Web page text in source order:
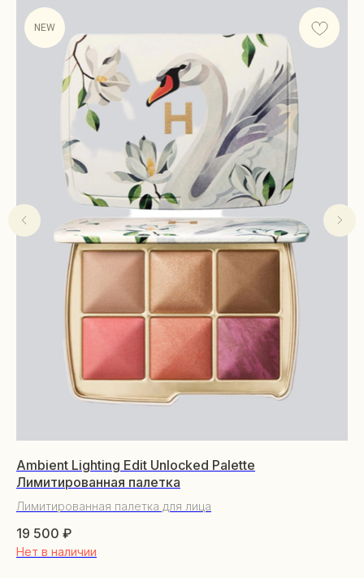
NEW
Ambient Lighting Edit Unlocked Palette
Лимитированная палетка
Лимитированная палетка для лица
19 500 ₽
Нет в наличии
Уходовая косметика